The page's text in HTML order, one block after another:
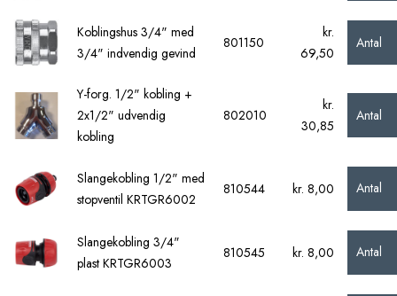
Koblingshus 3/4" med
3/4" indvendig gevind
801150
kr.
69,50
Antal
Y-forg. 1/2" kobling +
2x1/2" udvendig
kobling
802010
kr.
30,85
Antal
Slangekobling 1/2" med
stopventil KRTGR6002
810544 kr. 8,00 Antal
Slangekobling 3/4"
plast KRTGR6003
810545 kr. 8,00 Antal